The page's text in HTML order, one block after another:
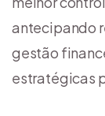
antecipando
gestão
estratégicas